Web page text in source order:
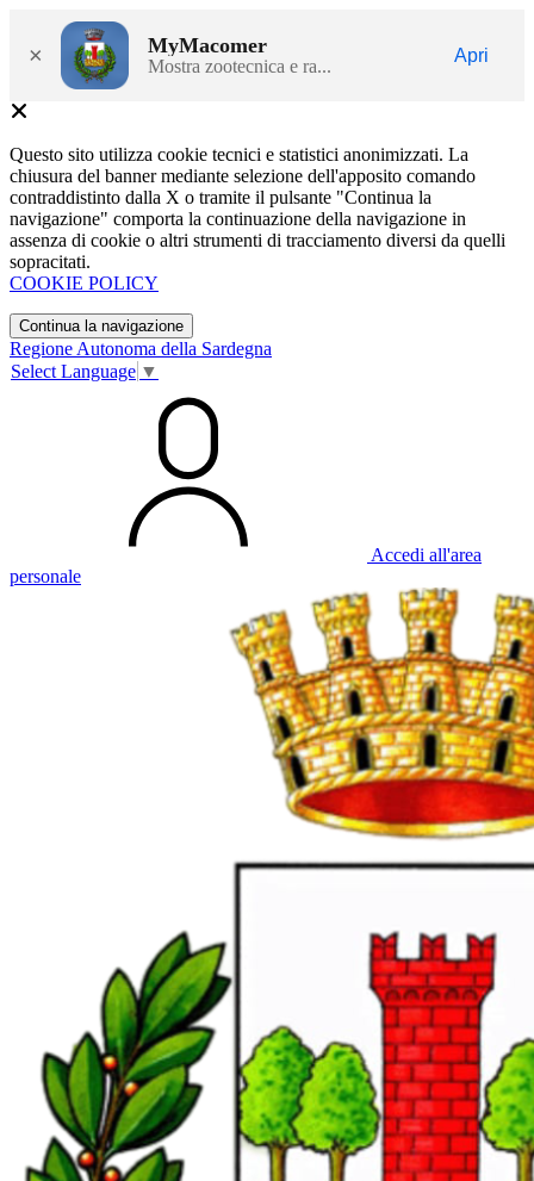
× MyMacomer
Mostra zootecnica e ra...
Apri
Questo sito utilizza cookie tecnici e statistici anonimizzati. La
chiusura del banner mediante selezione dell'apposito comando
contraddistinto dalla X o tramite il pulsante "Continua la
navigazione" comporta la continuazione della navigazione in
assenza di cookie o altri strumenti di tracciamento diversi da quelli
sopracitati.
COOKIE POLICY
Continua la navigazione
Regione Autonoma della Sardegna
Select Language ▼
Accedi all'area
personale